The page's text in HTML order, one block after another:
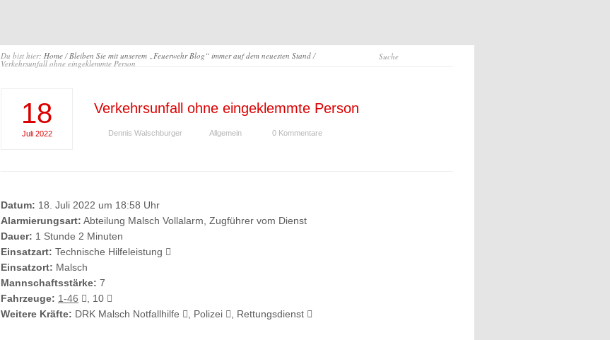
Du bist hier: Home/Bleiben Sie mit unserem „Feuerwehr Blog“ immer auf dem neuesten Stand/
Verkehrsunfall ohne eingeklemmte Person
18
Juli 2022
Verkehrsunfall ohne eingeklemmte Person
Dennis Walschburger Allgemein 0 Kommentare
Datum: 18. Juli 2022 um 18:58 Uhr
Alarmierungsart: Abteilung Malsch Vollalarm, Zugführer vom Dienst
Dauer: 1 Stunde 2 Minuten
Einsatzart: Technische Hilfeleistung
Einsatzort: Malsch
Mannschaftsstärke: 7
Fahrzeuge: 1-46
, 10
Weitere Kräfte: DRK Malsch Notfallhilfe , Polizei , Rettungsdienst